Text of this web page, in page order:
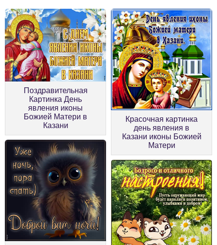
Поздравительная
Картинка День
явления иконы
Божией Матери в
Казани
Красочная картинка
день явления в
Казани иконы Божией
Матери